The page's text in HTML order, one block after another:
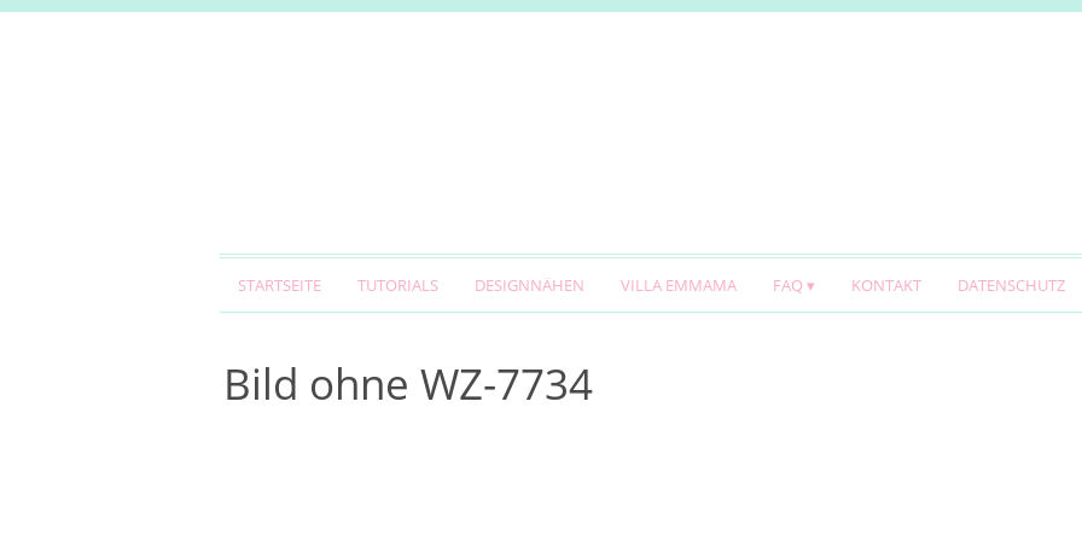
STARTSEITE TUTORIALS DESIGNNÄHEN VILLA EMMAMA FAQ KONTAKT DATENSCHUTZ
Bild ohne WZ-7734